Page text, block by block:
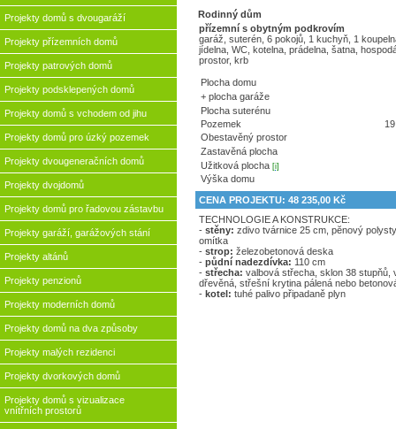
Projekty domů s dvougaráží
Projekty přízemních domů
Projekty patrových domů
Projekty podsklepených domů
Projekty domů s vchodem od jihu
Projekty domů pro úzký pozemek
Projekty dvougeneračních domů
Projekty dvojdomů
Projekty domů pro řadovou zástavbu
Projekty garáží, garážových stání
Projekty altánů
Projekty penzionů
Projekty moderních domů
Projekty domů na dva způsoby
Projekty malých rezidenci
Projekty dvorkových domů
Projekty domů s vizualizace
vnítřních prostorů
Rodinný dům
přízemní s obytným podkrovím
garáž, suterén, 6 pokojů, 1 kuchyň, 1
jídelna, WC, kotelna, prádelna, šatna,
prostor, krb
Plocha domu
+ plocha garáže
Plocha suterénu
Pozemek
Obestavěný prostor
Zastavěná plocha
Užitková plocha [i]
Výška domu
CENA PROJEKTU: 48 235,00 Kč
TECHNOLOGIE A KONSTRUKCE:
- stěny: zdivo tvárnice 25 cm, pĕnový
omítka
- strop: železobetonová deska
- půdní nadezdívka: 110 cm
- střecha: valbová střecha, sklon 38 stupňů,
dřevěná, střešní krytina pálená nebo
- kotel: tuhé palivo připadaně plyn